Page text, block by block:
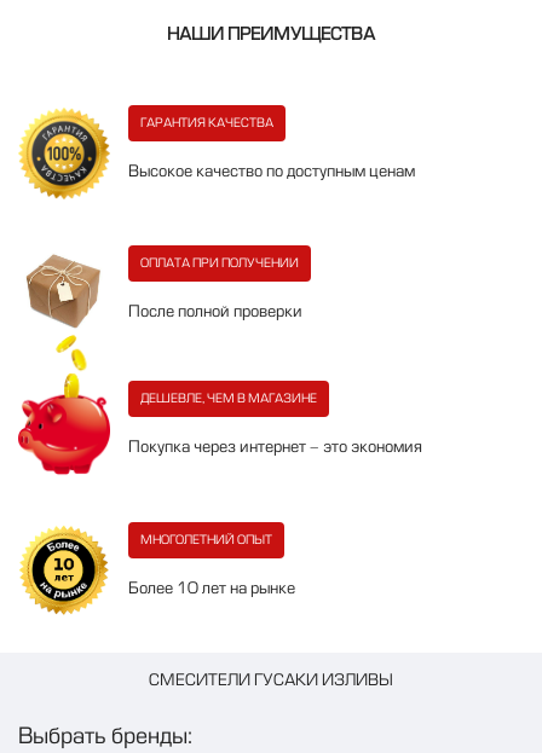
НАШИ ПРЕИМУЩЕСТВА
ГАРАНТИЯ КАЧЕСТВА
Высокое качество по доступным ценам
ОПЛАТА ПРИ ПОЛУЧЕНИИ
После полной проверки
ДЕШЕВЛЕ, ЧЕМ В МАГАЗИНЕ
Покупка через интернет - это экономия
МНОГОЛЕТНИЙ ОПЫТ
Более 10 лет на рынке
СМЕСИТЕЛИ ГУСАКИ ИЗЛИВЫ
Выбрать бренды: